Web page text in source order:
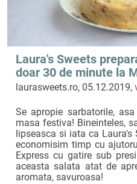
Laura's Sweets
doar 30 de minute la
Pot Express
laurasweets.ro, 05.12.2019,
Se apropie sarbatorile,
masa festiva! Bineinteles,
lipseasca si iata ca
economisim timp cu
Express cu gatire sub
aceasta salata atat de
aromata, savuroasa!